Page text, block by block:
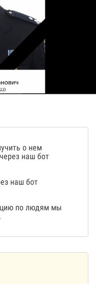
о нем
наш бот
наш бот
по людям мы